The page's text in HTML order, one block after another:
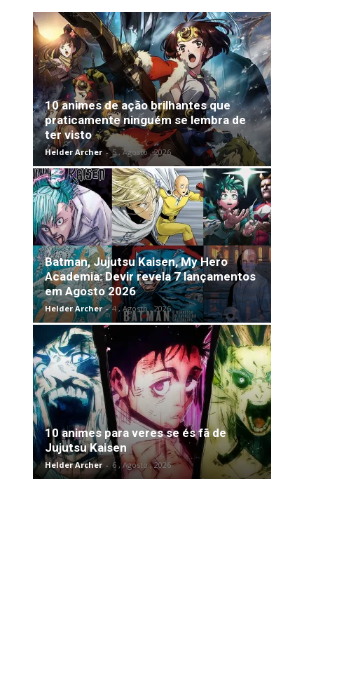
10 animes de ação brilhantes que
praticamente ninguém se lembra de
ter visto
Helder Archer - 5 , Agosto , 2026
Batman, Jujutsu Kaisen, My Hero
Academia: Devir revela 7 lançamentos
em Agosto 2026
Helder Archer - 4 , Agosto , 2026
10 animes para veres se és fã de
Jujutsu Kaisen
Helder Archer - 6 , Agosto , 2026